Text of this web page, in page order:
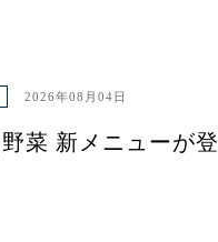
2026年08月04日
菜 新メニューが登